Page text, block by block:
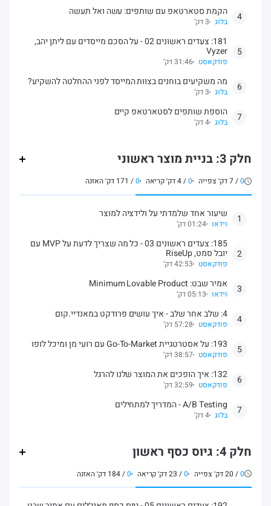
4 הקמת סטארטאפ עם שותפים: עשה ואל תעשה
בלוג 3 דק’
5
181: צעדים ראשונים 02 - על הסכם מייסדים עם ליתן יהב,
Vyzer
פודקאסט 31:46 דק’
6 מה משקיעים בוחנים בצוות המייסד לפני ההחלטה להשקיע?
בלוג 3 דק’
7 הוספת שותפים לסטארטאפ קיים
בלוג 4 דק’
חלק 3: בניית מוצר ראשוני
0
/
7דק׳ צפייה 0
/
4דק׳ קריאה 0
/
171 דק׳ האזנה
1 שיעור אחד שלמדתי על ולידציה למוצר
וידאו 01:24 דק’
2
185: צעדים ראשונים 03 - כל מה שצריך לדעת על MVP עם
יובל סמט, RiseUp
פודקאסט 42:53 דק’
3 אמיר שבט: Minimum Lovable Product
וידאו 05:13 דק’
4 4: שלב אחר שלב - איך עושים פרודקט במאנדיי.קום
פודקאסט 57:28 דק’
5 193: על אסטרטגיית Go-To-Market עם רועי מן ומיכל לופו
פודקאסט 38:57 דק’
6 132: איך הופכים את המוצר שלנו להרגל
פודקאסט 32:59 דק’
7 A/B Testing - המדריך למתחילים
בלוג 4 דק’
חלק 4: גיוס כסף ראשון
0
/
20דק׳ צפייה 0
/
23דק׳ קריאה 0
/
184 דק׳ האזנה